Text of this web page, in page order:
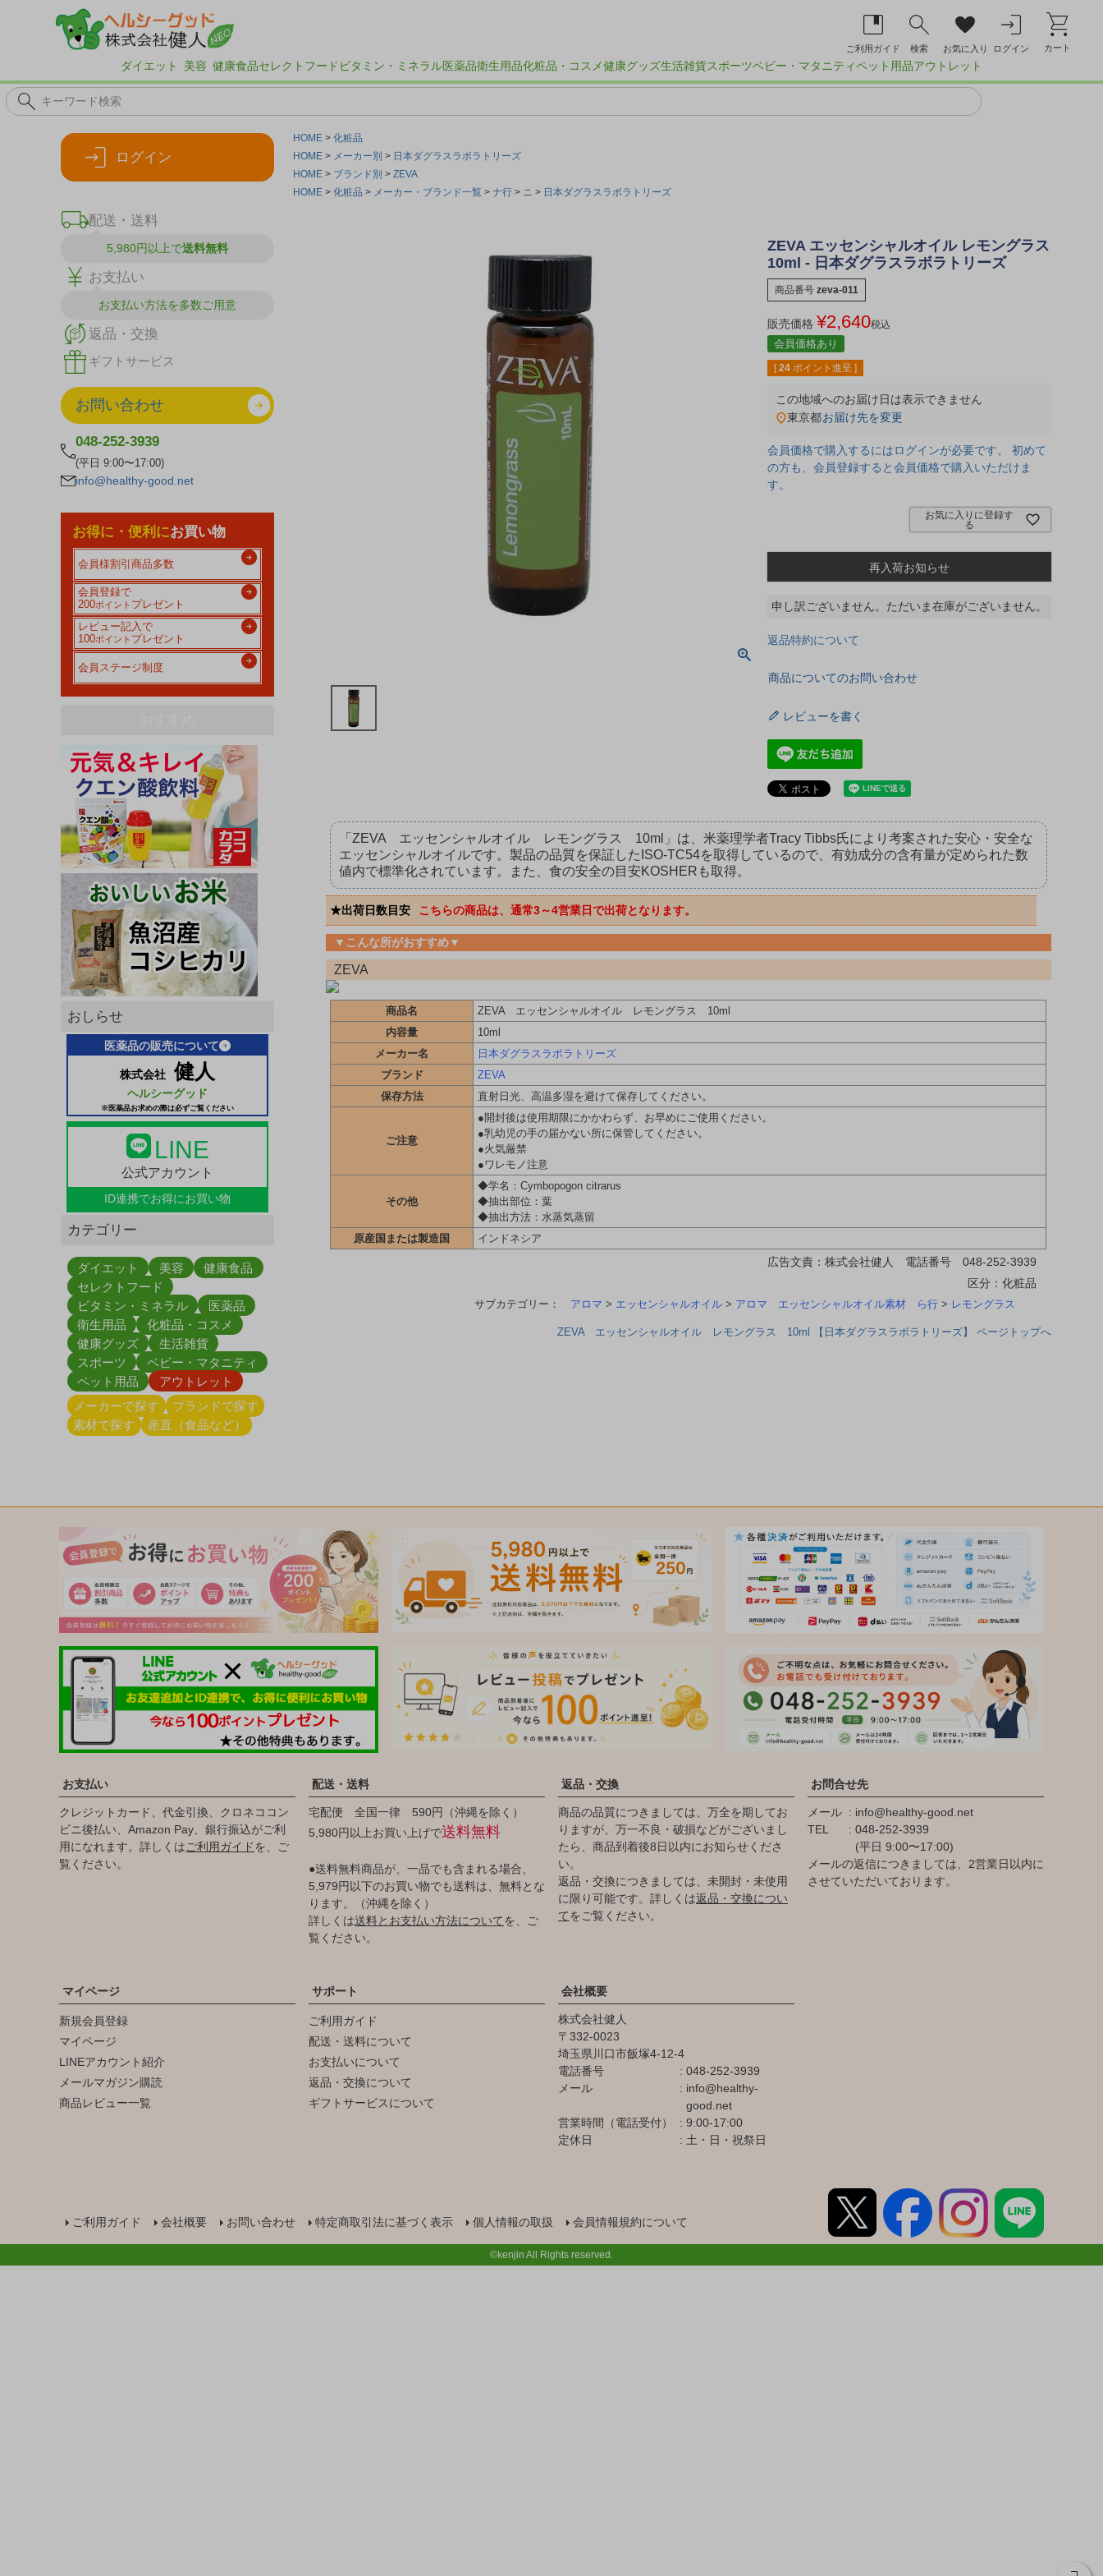
ご利用ガイド 検索 お気に入り ログイン カート
ダイエット 美容 健康食品セレクトフード ビタミン・ミネラル医薬品衛生用品化粧品・コスメ健康グッズ生活雑貨スポーツベビー・マタニティペット用品アウトレット
ログイン
配送・送料
5,980円以上で送料無料
お支払い
お支払い方法を多数ご用意
返品・交換
ギフトサービス
お問い合わせ
048-252-3939
(平日 9:00〜17:00)
info@healthy-good.net
お得に・便利にお買い物
会員様割引商品多数
会員登録で
200ポイント プレゼント
レビュー記入で
100ポイント プレゼント
会員ステージ制度
おしらせ
医薬品の販売について
株式会社 健人
ヘルシーグッド
※医薬品お求めの際は必ずご覧ください
LINE
公式アカウント
ID連携でお得にお買い物
カテゴリー
ダイエット 美容
健康食品
セレクトフード
ビタミン・ミネラル
医薬品
衛生用品
化粧品・コスメ
健康グッズ
生活雑貨
スポーツ
ベビー・マタニティ
ペット用品
アウトレット
メーカーで探す
ブランドで探す
素材で探す
産直（食品など）
HOME
化粧品
HOME
メーカー別
日本ダグラスラボラトリーズ
HOME
ブランド別
ZEVA
HOME
化粧品 メーカー・ブランド一覧 ナ行 ニ 日本ダグラスラボラトリーズ
ZEVA エッセンシャルオイル レモングラス
10ml - 日本ダグラスラボラトリーズ
商品番号 zeva-011
販売価格 ¥2,640税込
会員価格あり
[ 24 ポイント進呈 ]
この地域へのお届け日は表示できません
東京都お届け先を変更
会員価格で購入するにはログインが必要です。 初めて
の方も、会員登録すると会員価格で購入いただけま
す。
お気に入りに登録す
る
再入荷お知らせ
申し訳ございません。ただいま在庫がございません。
返品特約について
商品についてのお問い合わせ
レビューを書く
「ZEVA エッセンシャルオイル レモングラス 10ml」は、米薬理学者Tracy Tibbs氏により考案された安心・安全な
エッセンシャルオイルです。製品の品質を保証したISO-TC54を取得しているので、有効成分の含有量が定められた数
値内で標準化されています。また、食の安全の目安KOSHERも取得。
★出荷日数目安 こちらの商品は、通常3～4営業日で出荷となります。
▼こんな所がおすすめ▼
ZEVA
商品名
ZEVA エッセンシャルオイル レモングラス 10ml
内容量
10ml
メーカー名
日本ダグラスラボラトリーズ
ブランド
ZEVA
保存方法
直射日光、高温多湿を避けて保存してください。
ご注意
●開封後は使用期限にかかわらず、お早めにご使用ください。
●乳幼児の手の届かない所に保管してください。
●火気厳禁
●ワレモノ注意
その他
◆学名：Cymbopogon citrarus
◆抽出部位：葉
◆抽出方法：水蒸気蒸留
原産国または製造国
インドネシア
広告文責：株式会社健人 電話番号 048-252-3939
区分：化粧品
サブカテゴリー： アロマ > エッセンシャルオイル> アロマ エッセンシャルオイル素材 ら行> レモングラス
ZEVA エッセンシャルオイル レモングラス 10ml 【日本ダグラスラボラトリーズ】 ページトップへ
お支払い
クレジットカード、代金引換、クロネココン
ビニ後払い、Amazon Pay、銀行振込がご利
用になれます。詳しくはご利用ガイドを、ご
覧ください。
配送・送料
宅配便 全国一律 590円（沖縄を除く）
5,980円以上お買い上げで送料無料
●送料無料商品が、一品でも含まれる場合、
5,979円以下のお買い物でも送料は、無料とな
ります。（沖縄を除く）
詳しくは送料とお支払い方法についてを、ご
覧ください。
返品・交換
商品の品質につきましては、万全を期してお
りますが、万一不良・破損などがございまし
たら、商品到着後8日以内にお知らせくださ
い。
返品・交換につきましては、未開封・未使用
に限り可能です。詳しくは返品・交換につい
てをご覧ください。
お問合せ先
メール
info@healthy-good.net
TEL
048-252-3939
(平日 9:00〜17:00)
メールの返信につきましては、2営業日以内に
させていただいております。
マイページ
新規会員登録
マイページ
LINEアカウント紹介
メールマガジン購読
商品レビュー一覧
サポート
ご利用ガイド
配送・送料について
お支払いについて
返品・交換について
ギフトサービスについて
会社概要
株式会社健人
332-0023
埼玉県川口市飯塚4-12-4
電話番号
048-252-3939
メール
info@healthy-
good.net
営業時間（電話受付）
9:00-17:00
定休日
土・日・祝祭日
ご利用ガイド 会社概要 お問い合わせ 特定商取引法に基づく表示 個人情報の取扱 会員情報規約について
©kenjin All Rights reserved.